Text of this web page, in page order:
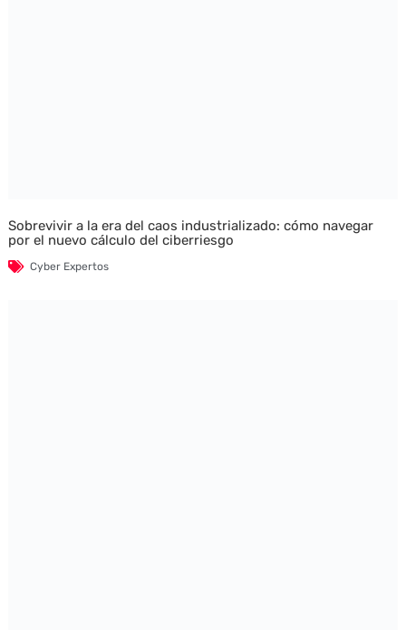
Sobrevivir a la era del caos industrializado: cómo navegar
por el nuevo cálculo del ciberriesgo
Cyber Expertos